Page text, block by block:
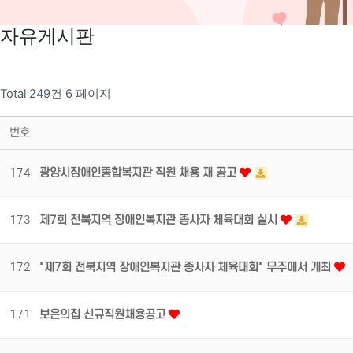
자유게시판
Total 249건 6 페이지
번호
174 광양시장애인종합복지관 직원 채용 재 공고
173 제7회 전북지역 장애인복지관 종사자 체육대회 실시
172 "제7회 전북지역 장애인복지관 종사자 체육대회" 무주에서 개최
171 보은의집 신규직원채용공고